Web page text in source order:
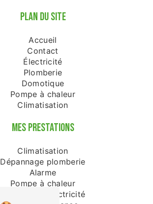
PLAN DU SITE
Accueil
Contact
Électricité
Plomberie
Domotique
Pompe à chaleur
Climatisation
MES PRESTATIONS
Climatisation
Dépannage plomberie
Alarme
Pompe à chaleur
Dépannage électricité